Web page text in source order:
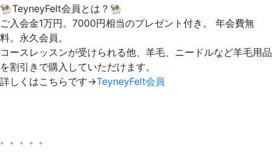
🐏TeyneyFelt会員とは？🐏
ご入会金1万円。7000円相当のプレゼント付き。 年会費無
料。永久会員。
コースレッスンが受けられる他、羊毛、ニードルなど羊毛用品
を割引きで購入していただけます。
詳しくはこちらです→TeyneyFelt会員
。。。。。